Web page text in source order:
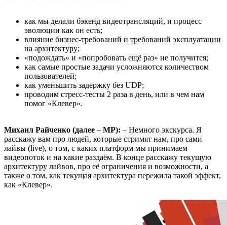
как мы делали бэкенд видеотрансляций, и процесс
эволюции как он есть;
влияние бизнес-требований и требований эксплуатации
на архитектуру;
«подождать» и «попробовать ещё раз» не получится;
как самые простые задачи усложняются количеством
пользователей;
как уменьшить задержку без UDP;
проводим стресс-тесты 2 раза в день, или в чем нам
помог «Клевер».
Михаил Райченко (далее – МР): – Немного экскурса. Я
расскажу вам про людей, которые стримят нам, про сами
лайвы (live), о том, с каких платформ мы принимаем
видеопоток и на какие раздаём. В конце расскажу текущую
архитектуру лайвов, про её ограничения и возможности, а
также о том, как текущая архитектура пережила такой эффект,
как «Клевер».